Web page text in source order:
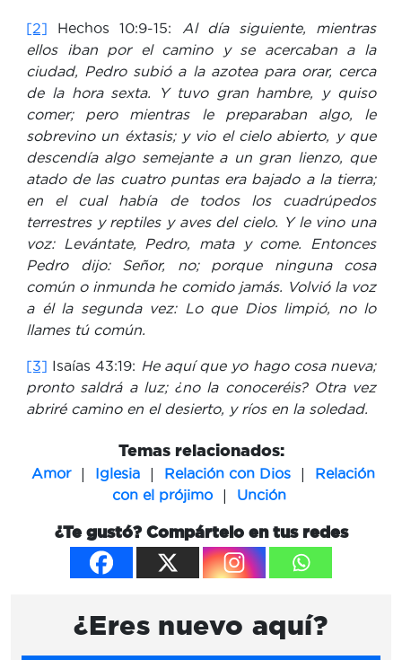
[2] Hechos 10:9-15: Al día siguiente, mientras
ellos iban por el camino y se acercaban a la
ciudad, Pedro subió a la azotea para orar, cerca
de la hora sexta. Y tuvo gran hambre, y quiso
comer; pero mientras le preparaban algo, le
sobrevino un éxtasis; y vio el cielo abierto, y que
descendía algo semejante a un gran lienzo, que
atado de las cuatro puntas era bajado a la tierra;
en el cual había de todos los cuadrúpedos
terrestres y reptiles y aves del cielo. Y le vino una
voz: Levántate, Pedro, mata y come. Entonces
Pedro dijo: Señor, no; porque ninguna cosa
común o inmunda he comido jamás. Volvió la voz
a él la segunda vez: Lo que Dios limpió, no lo
llames tú común.
[3] Isaías 43:19: He aquí que yo hago cosa nueva;
pronto saldrá a luz; ¿no la conoceréis? Otra vez
abriré camino en el desierto, y ríos en la soledad.
Temas relacionados:
Amor | Iglesia | Relación con Dios |
Relación
con el prójimo
| Unción
¿Te gustó? Compártelo en tus redes
¿Eres nuevo aquí?